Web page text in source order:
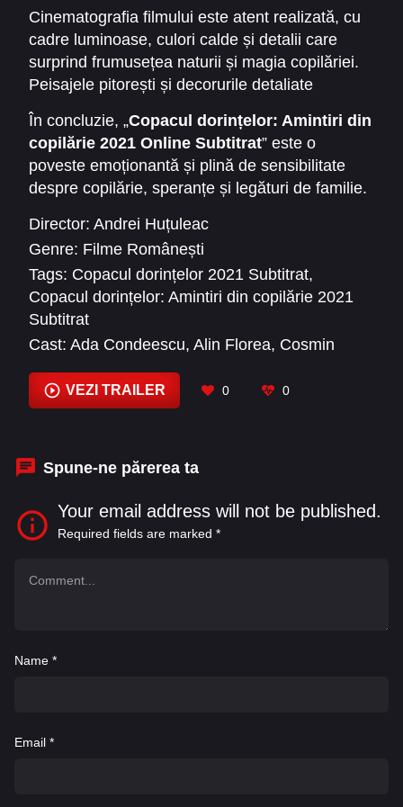
evidențiind atât momentele de afecțiune, cât și
micile conflicte care apar în dezvoltarea fiecărui
copil. „Copacul dorințelor: Amintiri din
copilărie 2021 Online Subtitrat” pune accent
pe conexiunea emoțională dintre personaje,
oferind spectatorilor momente memorabile și
ușor de empatizat.
Cinematografia filmului este atent realizată, cu
cadre luminoase, culori calde și detalii care
surprind frumusețea naturii și magia copilăriei.
Peisajele pitorești și decorurile detaliate
timp ce coloana sonoră amplifică emoțiile și
tensiunea narativă, accentuând momentele
cheie ale poveștii.
În concluzie, „Copacul dorințelor: Amintiri din
copilărie 2021 Online Subtitrat” este o
poveste emoționantă și plină de sensibilitate
despre copilărie, speranțe și legături de familie.
memorabilă, potrivită tuturor vârstelor, care
evocă nostalgie și inspirație, amintindu-ne cât
de importante sunt dorințele și amintirile din
primii ani ai vieții.
Director: Andrei Huțuleac
Genre: Filme Românești
Tags: Copacul dorințelor 2021 Subtitrat,
Copacul dorințelor: Amintiri din copilărie 2021
Subtitrat
Cast: Ada Condeescu, Alin Florea, Cosmin
Anton, Irina Margareta Nistor Matei Dima
Maya Noelle Prediger
VEZI TRAILER 0 0
Spune-ne părerea ta
Your email address will not be published.
Required fields are marked *
Name *
Email *